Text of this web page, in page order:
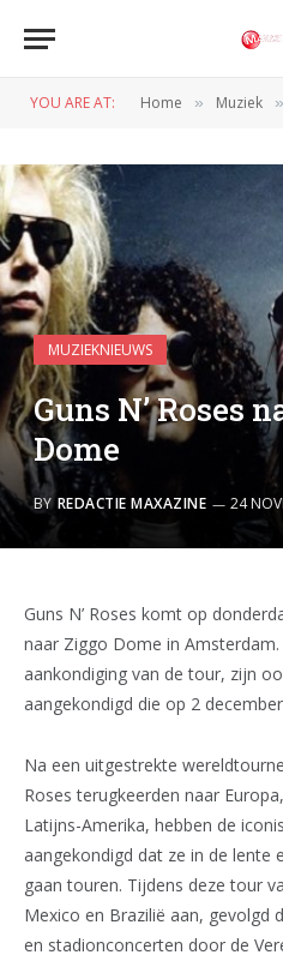
YOU ARE AT: Home » Muziek »
MUZIEKNIEUWS
Guns N’ Roses
Dome
BY REDACTIE MAXAZINE 24
Guns N’ Roses komt op
naar Ziggo Dome in
aankondiging van de tour, zijn
aangekondigd die op 2
Na een uitgestrekte
Roses terugkeerden naar
Latijns-Amerika, hebben de
aangekondigd dat ze in de lente
gaan touren. Tijdens deze tour
Mexico en Brazilië aan, gevolgd
en stadionconcerten door de